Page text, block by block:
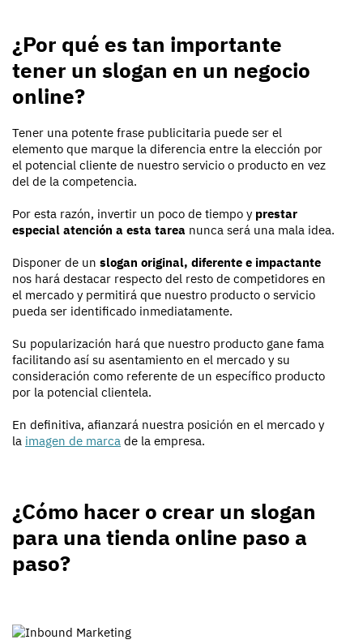
¿Por qué es tan importante
tener un slogan en un negocio
online?
Tener una potente frase publicitaria puede ser el
elemento que marque la diferencia entre la elección por
el potencial cliente de nuestro servicio o producto en vez
del de la competencia.
Por esta razón, invertir un poco de tiempo y prestar
especial atención a esta tarea nunca será una mala idea.
Disponer de un slogan original, diferente e impactante
nos hará destacar respecto del resto de competidores en
el mercado y permitirá que nuestro producto o servicio
pueda ser identificado inmediatamente.
Su popularización hará que nuestro producto gane fama
facilitando así su asentamiento en el mercado y su
consideración como referente de un específico producto
por la potencial clientela.
En definitiva, afianzará nuestra posición en el mercado y
la imagen de marca de la empresa.
¿Cómo hacer o crear un slogan
para una tienda online paso a
paso?